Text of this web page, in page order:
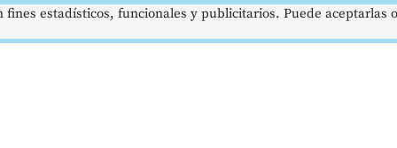
estadísticos, funcionales y publicitarios. Puede aceptarlas